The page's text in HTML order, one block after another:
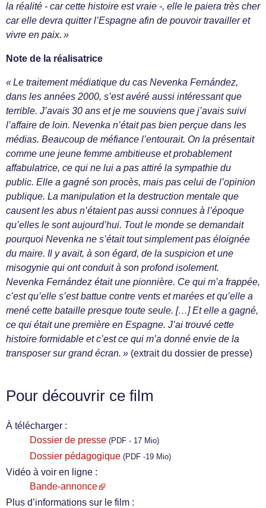
la réalité - car cette histoire est vraie -, elle le paiera très cher
car elle devra quitter l’Espagne afin de pouvoir travailler et
vivre en paix. »
Note de la réalisatrice
« Le traitement médiatique du cas Nevenka Fernández,
dans les années 2000, s’est avéré aussi intéressant que
terrible. J’avais 30 ans et je me souviens que j’avais suivi
l’affaire de loin. Nevenka n’était pas bien perçue dans les
médias. Beaucoup de méfiance l’entourait. On la présentait
comme une jeune femme ambitieuse et probablement
affabulatrice, ce qui ne lui a pas attiré la sympathie du
public. Elle a gagné son procès, mais pas celui de l’opinion
publique. La manipulation et la destruction mentale que
causent les abus n’étaient pas aussi connues à l’époque
qu’elles le sont aujourd’hui. Tout le monde se demandait
pourquoi Nevenka ne s’était tout simplement pas éloignée
du maire. Il y avait, à son égard, de la suspicion et une
misogynie qui ont conduit à son profond isolement.
Nevenka Fernández était une pionnière. Ce qui m’a frappée,
c’est qu’elle s’est battue contre vents et marées et qu’elle a
mené cette bataille presque toute seule. […] Et elle a gagné,
ce qui était une première en Espagne. J’ai trouvé cette
histoire formidable et c’est ce qui m’a donné envie de la
transposer sur grand écran. » (extrait du dossier de presse)
Pour découvrir ce film
À télécharger :
Dossier de presse (PDF - 17 Mio)
Dossier pédagogique (PDF -19 Mio)
Vidéo à voir en ligne :
Bande-annonce
Plus d’informations sur le film :